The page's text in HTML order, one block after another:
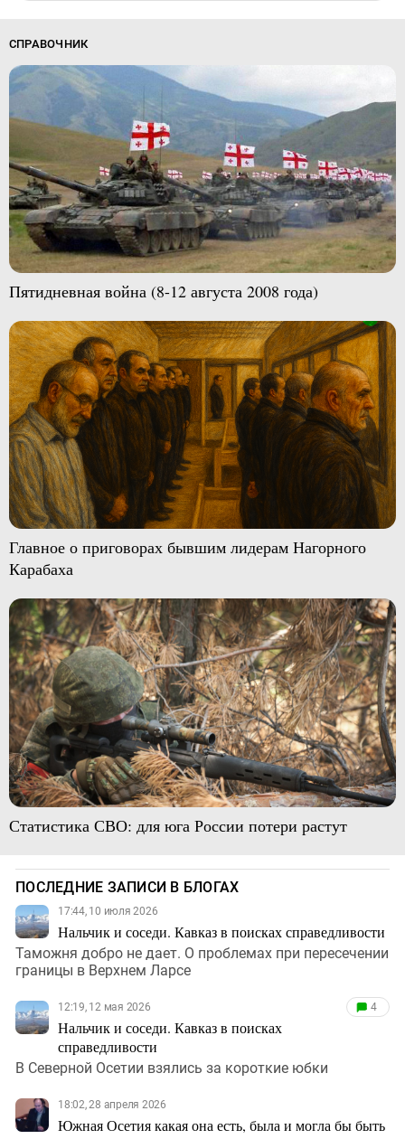
СПРАВОЧНИК
Пятидневная война (8-12 августа 2008 года)
Главное о приговорах бывшим лидерам Нагорного
Карабаха
Статистика СВО: для юга России потери растут
ПОСЛЕДНИЕ ЗАПИСИ В БЛОГАХ
17:44, 10 июля 2026
Нальчик и соседи. Кавказ в поисках справедливости
Таможня добро не дает. О проблемах при пересечении
границы в Верхнем Ларсе
12:19, 12 мая 2026
Нальчик и соседи. Кавказ в поисках
справедливости
4
В Северной Осетии взялись за короткие юбки
18:02, 28 апреля 2026
Южная Осетия какая она есть, была и могла бы быть